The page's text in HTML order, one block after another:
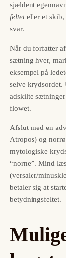
sjældent
felteteller et skib,
svar.
Når du forfatter
sætning hver,
eksempel på
selve krydsordet.
adskilte
flowet.
Afslut med en
Atropos) og
mytologiske
“norne”. Mind
(versaler/
betaler sig at
betydningsfeltet.